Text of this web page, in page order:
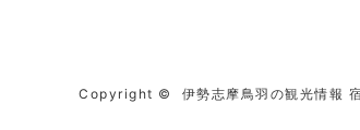
Copyright © 伊勢志摩鳥羽の観光情報